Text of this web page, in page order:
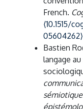
French.
⟨10.1515/
05604262⟩
Bastien
langage